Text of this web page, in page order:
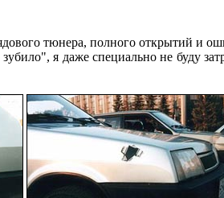
тюнера, полного открытий и
я даже специально не буду